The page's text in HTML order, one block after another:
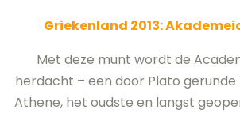
Griekenland 2013:
Met deze munt wordt de
herdacht – een door Plato gerunde
Athene, het oudste en langst